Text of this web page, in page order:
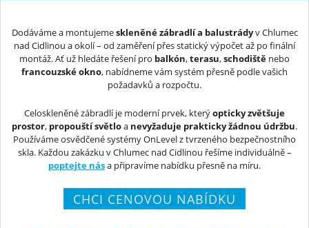
Dodáváme a montujemeskleněné zábradlí a balustrádyv Chlumec
nad Cidlinou a okolí – od zaměření přes statický výpočet až po finální
montáž. Ať už hledáte řešení pro balkón,terasu,schodiště nebo
francouzské okno, nabídneme vám systém přesně podle vašich
požadavků a rozpočtu.
Celoskleněné zábradlí je moderní prvek, kterýopticky zvětšuje
prostor, propouští světloa nevyžaduje prakticky žádnou údržbu.
Používáme osvědčené systémy OnLevel z tvrzeného bezpečnostního
skla. Každou zakázku v Chlumec nad Cidlinou řešíme individuálně –
poptejte nása připravíme nabídku přesně na míru.
CHCI CENOVOU NABÍDKU